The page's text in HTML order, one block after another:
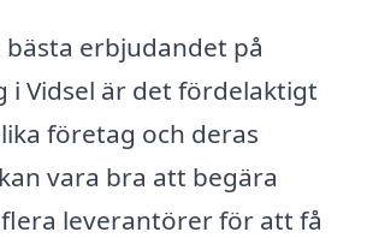
erbjudandet på
i Vidsel är det fördelaktigt
företag och deras
vara bra att begära
leverantörer för att få